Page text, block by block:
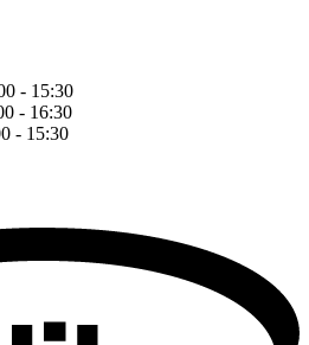
- 15:30
- 16:30
- 15:30